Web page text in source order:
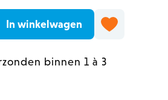
In winkelwagen
binnen 1 à 3